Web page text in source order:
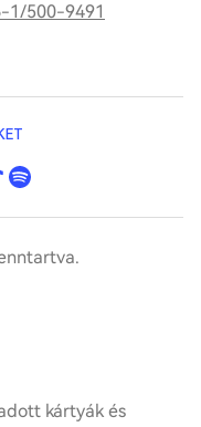
1/500-9491
kártyák és